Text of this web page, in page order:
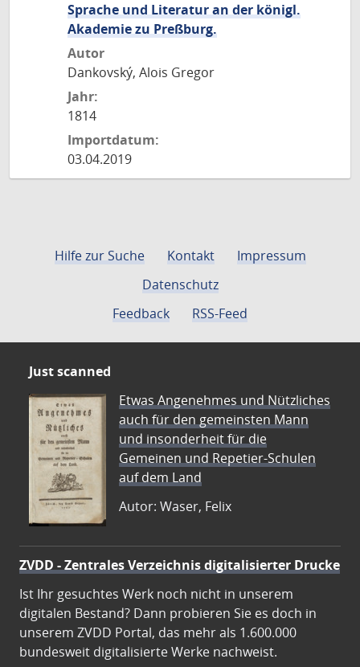
Sprache und Literatur an der königl.
Akademie zu Preßburg.
Autor
Dankovský, Alois Gregor
Jahr:
1814
Importdatum:
03.04.2019
Hilfe zur Suche Kontakt
Impressum
Datenschutz
Feedback
RSS-Feed
Just scanned
Etwas Angenehmes und Nützliches
auch für den gemeinsten Mann
und insonderheit für die
Gemeinen und Repetier-Schulen
auf dem Land
Autor: Waser, Felix
ZVDD - Zentrales Verzeichnis digitalisierter Drucke
Ist Ihr gesuchtes Werk noch nicht in unserem
digitalen Bestand? Dann probieren Sie es doch in
unserem ZVDD Portal, das mehr als 1.600.000
bundesweit digitalisierte Werke nachweist.